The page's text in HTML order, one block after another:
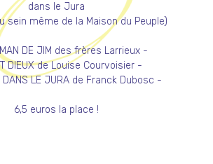
dans le Jura
sein même de la Maison du Peuple)
DE JIM des frères Larrieux -
DIEUX de Louise Courvoisier -
DANS LE JURA de Franck Dubosc -
6,5 euros la place !